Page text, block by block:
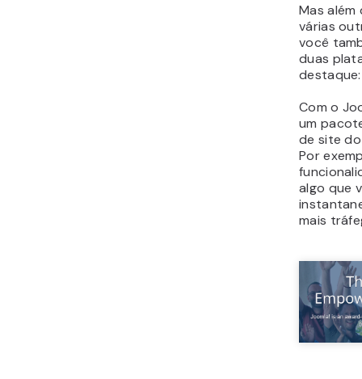
Mas além
várias
você
duas
Com o
um
de site
Por
algo que
mais